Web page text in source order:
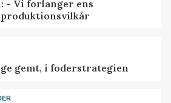
- Vi forlanger ens
gemt, i foderstrategien